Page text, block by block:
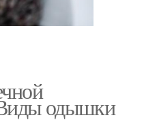
Виды одышки